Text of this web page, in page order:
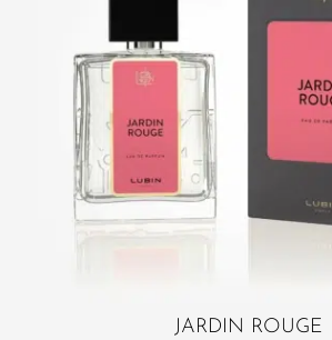
JARDIN ROUGE